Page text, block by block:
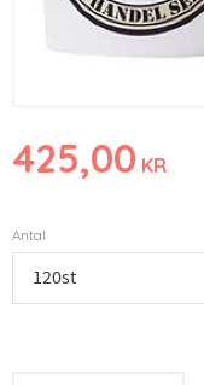
425,00 KR
Antal